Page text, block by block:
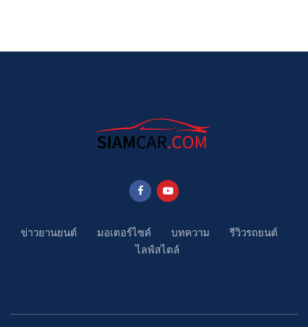
ข่าวยานยนต์ มอเตอร์ไซค์ บทความ
รีวิวรถยนต์
ไลฟ์สไตล์